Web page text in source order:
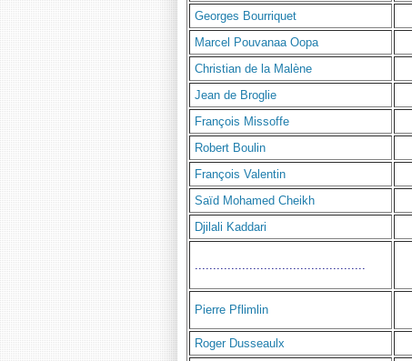
Georges Bourriquet
Marcel Pouvanaa Oopa
Christian de la Malène
Jean de Broglie
François Missoffe
Robert Boulin
François Valentin
Saïd Mohamed Cheikh
Djilali Kaddari
Pierre Pflimlin
Roger Dusseaulx